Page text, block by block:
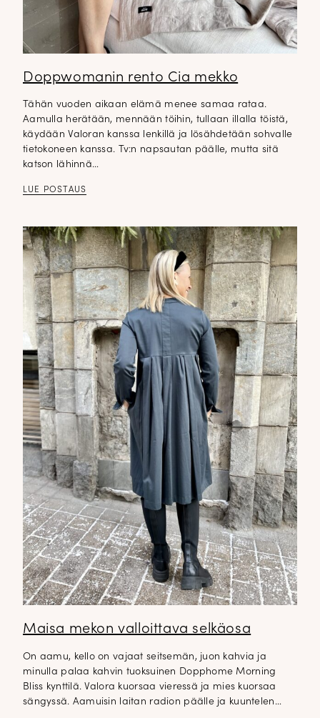
Doppwomanin rento Cia mekko
Tähän vuoden aikaan elämä menee samaa rataa.
Aamulla herätään, mennään töihin, tullaan illalla töistä,
käydään Valoran kanssa lenkillä ja lösähdetään sohvalle
tietokoneen kanssa. Tv:n napsautan päälle, mutta sitä
katson lähinnä…
LUE POSTAUS
Maisa mekon valloittava selkäosa
On aamu, kello on vajaat seitsemän, juon kahvia ja
minulla palaa kahvin tuoksuinen Dopphome Morning
Bliss kynttilä. Valora kuorsaa vieressä ja mies kuorsaa
sängyssä. Aamuisin laitan radion päälle ja kuuntelen…
DOPP tyylikirje!